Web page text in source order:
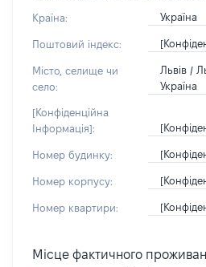
Країна: Україна
Поштовий індекс:
Місто, селище чи
село:
Львів /
Україна
[Конфіденційна
Інформація]:
Номер будинку:
Номер корпусу:
Номер квартири:
Місце фактичного